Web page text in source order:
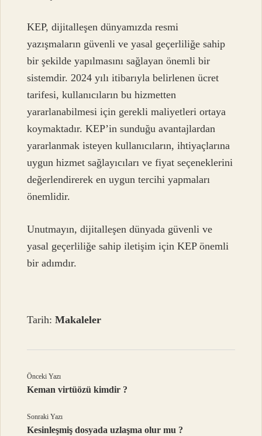
KEP, dijitalleşen dünyamızda resmi
yazışmaların güvenli ve yasal geçerliliğe sahip
bir şekilde yapılmasını sağlayan önemli bir
sistemdir. 2024 yılı itibarıyla belirlenen ücret
tarifesi, kullanıcıların bu hizmetten
yararlanabilmesi için gerekli maliyetleri ortaya
koymaktadır. KEP’in sunduğu avantajlardan
yararlanmak isteyen kullanıcıların, ihtiyaçlarına
uygun hizmet sağlayıcıları ve fiyat seçeneklerini
değerlendirerek en uygun tercihi yapmaları
önemlidir.
Unutmayın, dijitalleşen dünyada güvenli ve
yasal geçerliliğe sahip iletişim için KEP önemli
bir adımdır.
Tarih:Makaleler
Önceki Yazı
Keman virtüözü kimdir ?
Sonraki Yazı
Kesinleşmiş dosyada uzlaşma olur mu ?